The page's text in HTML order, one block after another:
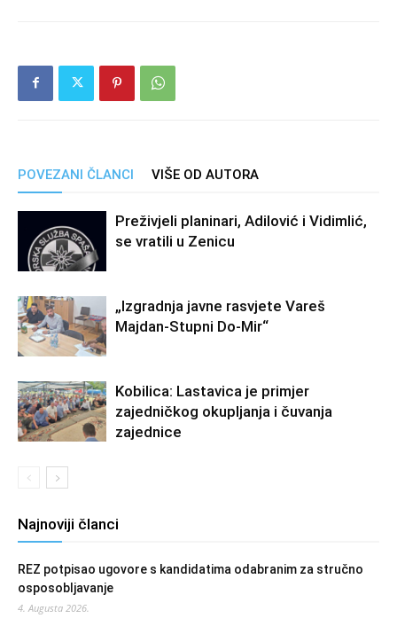
POVEZANI ČLANCI VIŠE OD AUTORA
Preživjeli planinari, Adilović i Vidimlić,
se vratili u Zenicu
„Izgradnja javne rasvjete Vareš
Majdan-Stupni Do-Mir“
Kobilica: Lastavica je primjer
zajedničkog okupljanja i čuvanja
zajednice
Najnoviji članci
REZ potpisao ugovore s kandidatima odabranim za stručno
osposobljavanje
4. Augusta 2026.